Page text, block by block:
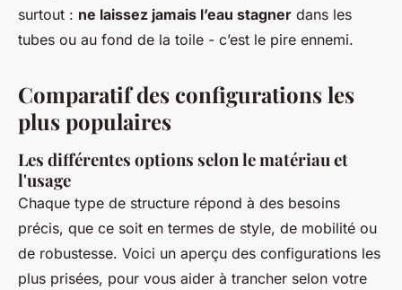
surtout : ne laissez jamais l’eau stagner dans les
tubes ou au fond de la toile - c’est le pire ennemi.
Comparatif des configurations les
plus populaires
Les différentes options selon le matériau et
l'usage
Chaque type de structure répond à des besoins
précis, que ce soit en termes de style, de mobilité ou
de robustesse. Voici un aperçu des configurations les
plus prisées, pour vous aider à trancher selon votre